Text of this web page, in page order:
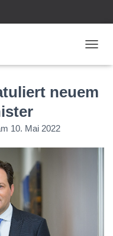
A
G
neuem
10. Mai 2022